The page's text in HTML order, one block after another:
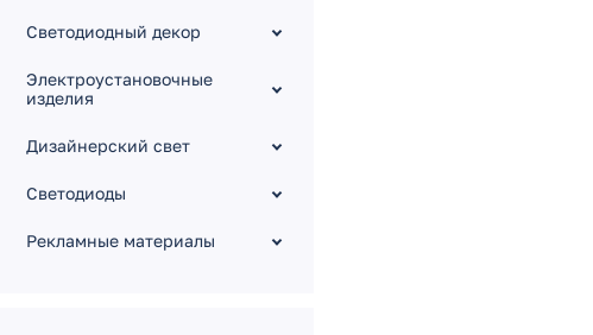
ALM
Гипсокартонный модуль
Технический профиль
Кнопки в профиль
Светодиодный декор
Электроустановочные
изделия
Дизайнерский свет
Светодиоды
Рекламные материалы